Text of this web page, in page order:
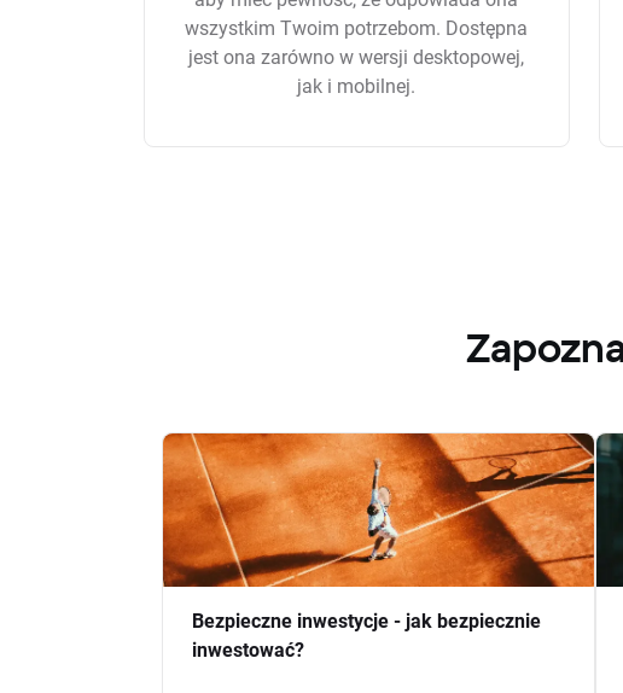
wszystkim Twoim potrzebom. Dostępna
jest ona zarówno w wersji desktopowej,
jak i mobilnej.
Bezpieczne inwestycje - jak bezpiecznie
inwestować?